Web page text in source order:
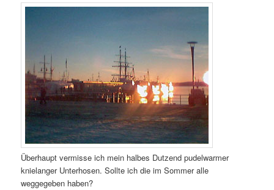
Überhaupt vermisse ich mein halbes Dutzend pudelwarmer
knielanger Unterhosen. Sollte ich die im Sommer alle
weggegeben haben?